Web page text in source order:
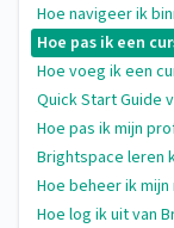
Hoe navigeer ik
Hoe pas ik een
Hoe voeg ik een
Quick Start Guide
Hoe pas ik mijn
Brightspace leren
Hoe beheer ik
Hoe log ik uit van